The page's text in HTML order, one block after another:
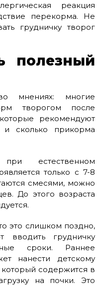
реакция
перекорма. Не
грудничку творог
полезный
мнениях: многие
творогом после
рекомендуют
сколько прикорма
естественном
только с 7-8
смесями, можно
До этого возраста
это слишком поздно,
вводить грудничку
сроки. Раннее
нанести детскому
содержится в
на почки. Это